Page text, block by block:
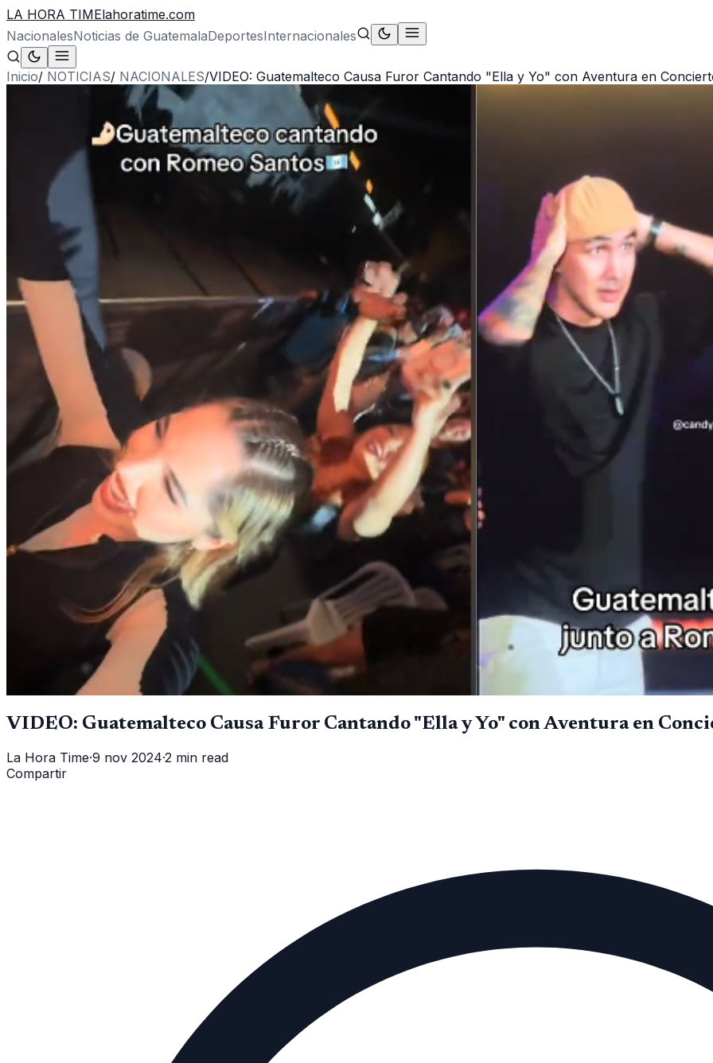
LA HORA TIMElahoratime.com
NacionalesNoticias de GuatemalaDeportesInternacionales
Inicio/ NOTICIAS/ NACIONALES/VIDEO: Guatemalteco Causa Furor Cantando "Ella y Yo" con Aventura en
VIDEO: Guatemalteco Causa Furor Cantando "Ella y Yo" con Aventura en
La Hora Time·9 nov 2024·2 min read
Compartir